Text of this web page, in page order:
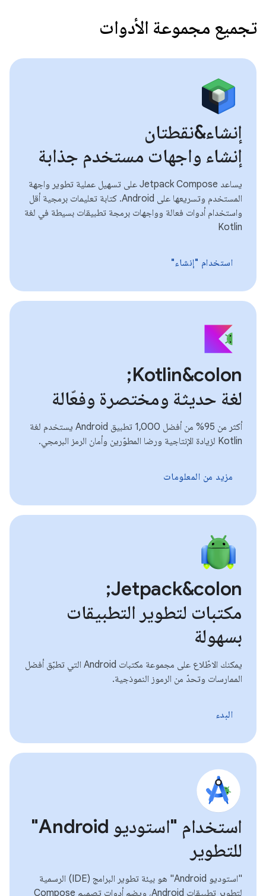
تجميع مجموعة الأدوات
إنشاء&نقطتان
إنشاء واجهات مستخدم جذابة
يساعد Jetpack Compose على تسهيل عملية تطوير واجهة
المستخدم وتسريعها على Android. كتابة تعليمات برمجية أقل
واستخدام أدوات فعالة وواجهات برمجة تطبيقات بسيطة في لغة
Kotlin
استخدام "إنشاء"
Kotlin&colon;
لغة حديثة ومختصرة وفعّالة
أكثر من 95% من أفضل 1,000 تطبيق Android يستخدم لغة
Kotlin لزيادة الإنتاجية ورضا المطوّرين وأمان الرمز البرمجي.
مزيد من المعلومات
Jetpack&colon;
مكتبات لتطوير التطبيقات
بسهولة
يمكنك الاطّلاع على مجموعة مكتبات Android التي تطبّق أفضل
الممارسات وتحدّ من الرموز النموذجية.
البدء
استخدام "استوديو Android"
للتطوير
"استوديو Android" هو بيئة تطوير البرامج (IDE) الرسمية
لتطوير تطبيقات Android، ويضم أدوات تصميم Compose